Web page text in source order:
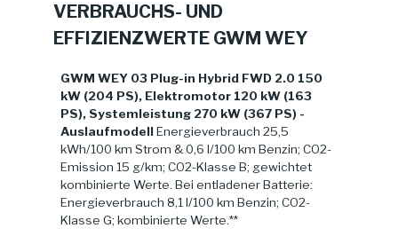
VERBRAUCHS- UND
EFFIZIENZWERTE GWM WEY
GWM WEY 03 Plug-in Hybrid FWD 2.0 150
kW (204 PS), Elektromotor 120 kW (163
PS), Systemleistung 270 kW (367 PS) -
AuslaufmodellEnergieverbrauch 25,5
kWh/100 km Strom & 0,6 l/100 km Benzin; CO2-
Emission 15 g/km; CO2-Klasse B; gewichtet
kombinierte Werte. Bei entladener Batterie:
Energieverbrauch 8,1 l/100 km Benzin; CO2-
Klasse G; kombinierte Werte.**